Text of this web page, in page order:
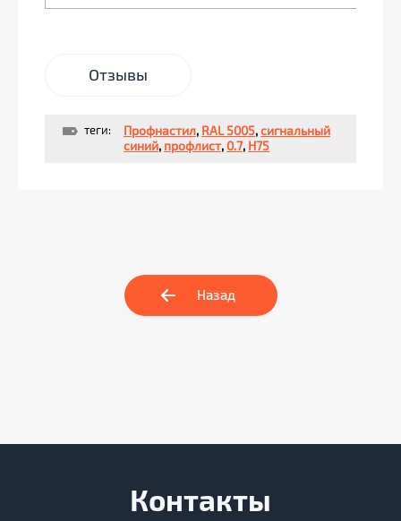
Отзывы
теги: Профнастил, RAL 5005,сигнальный
синий, профлист, 0.7, Н75
Назад
Контакты